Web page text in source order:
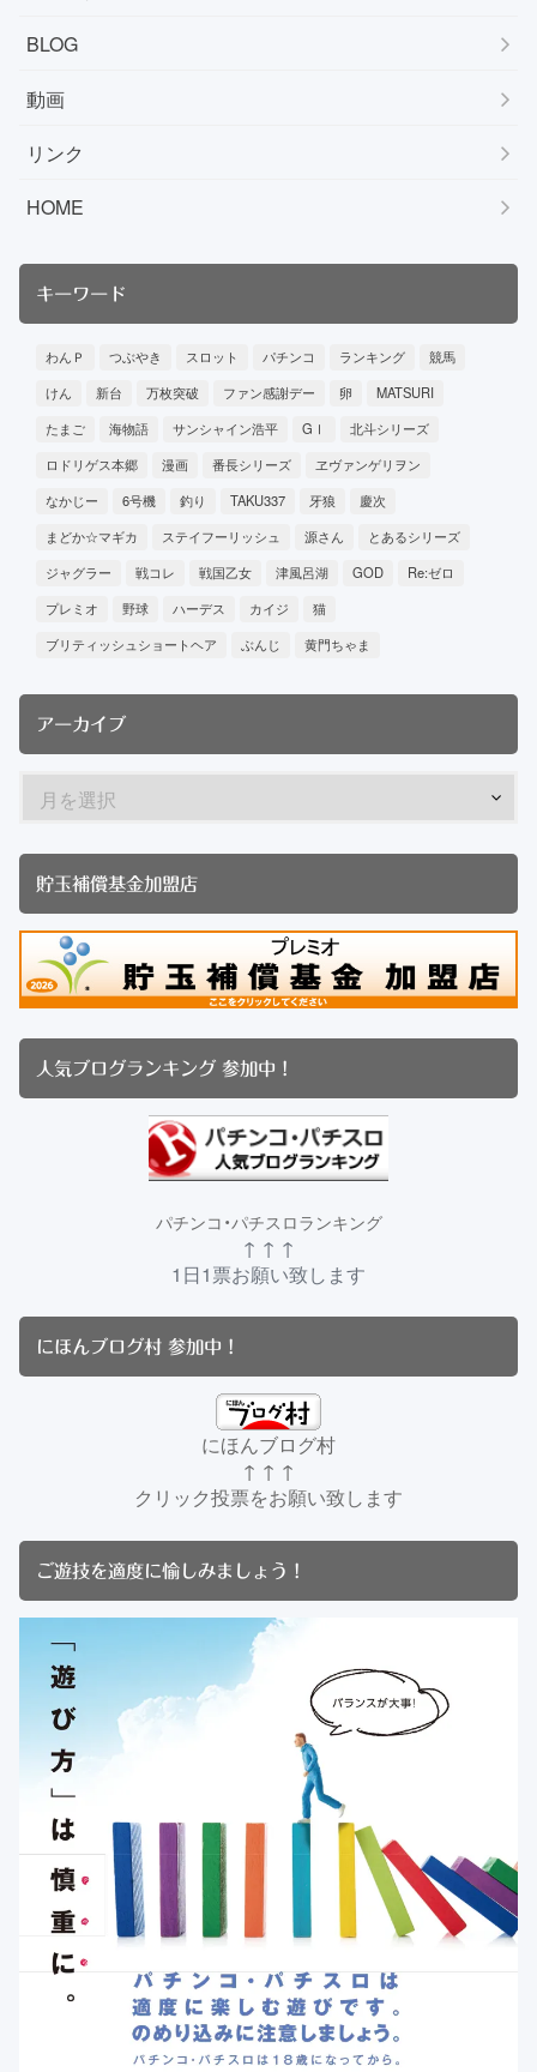
BLOG
動画
リンク
HOME
キーワード
わんＰ つぶやき スロット パチンコ ランキング
競馬
けん
新台 万枚突破 ファン感謝デー 卵
MATSURI
たまご
海物語 サンシャイン浩平 GⅠ
北斗シリーズ
ロドリゲス本郷
漫画 番長シリーズ
ヱヴァンゲリヲン
なかじー
6号機 釣り TAKU337 牙狼
慶次
まどか☆マギカ
ステイフーリッシュ 源さん
とあるシリーズ
ジャグラー
戦コレ 戦国乙女 津風呂湖 GOD
Re:ゼロ
プレミオ
野球 ハーデス カイジ
猫
ブリティッシュショートヘア
ぶんじ 黄門ちゃま
アーカイブ
貯玉補償基金加盟店
人気ブログランキング 参加中！
パチンコ・パチスロランキング
↑ ↑ ↑
1日1票お願い致します
にほんブログ村 参加中！
にほんブログ村
↑ ↑ ↑
クリック投票をお願い致します
ご遊技を適度に愉しみましょう！